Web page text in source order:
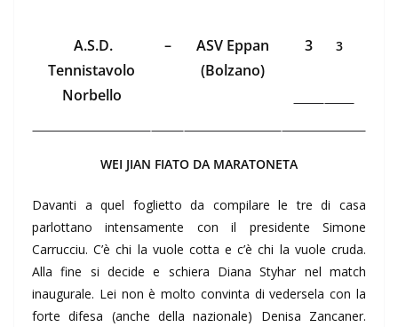
A.S.D.
Tennistavolo
Norbello
–
ASV Eppan
(Bolzano)
3 3
WEI JIAN FIATO DA MARATONETA
Davanti a quel foglietto da compilare le tre di casa
parlottano intensamente con il presidente Simone
Carrucciu. C’è chi la vuole cotta e c’è chi la vuole cruda.
Alla fine si decide e schiera Diana Styhar nel match
inaugurale. Lei non è molto convinta di vedersela con la
forte difesa (anche della nazionale) Denisa Zancaner.